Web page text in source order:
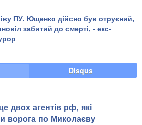
ПУ. Ющенко дійсно був отруєний,
забитий до смерті, - екс-
Disqus
двох агентів рф, які
ворога по Миколаєву